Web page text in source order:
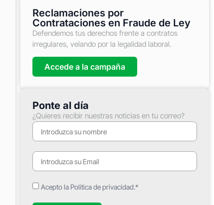
Reclamaciones por
Contrataciones en Fraude de Ley
Defendemos tus derechos frente a contratos
irregulares, velando por la legalidad laboral.
Accede a la campaña
Ponte al día
¿Quieres recibir nuestras noticias en tu correo?
Acepto la Política de privacidad.*